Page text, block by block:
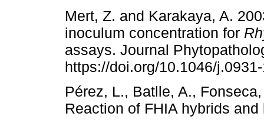
Mert, Z. and Karakaya, A.
inoculum concentration for
assays. Journal
https://doi.org/10.1046/
Pérez, L., Batlle, A.,
Reaction of FHIA hybrids